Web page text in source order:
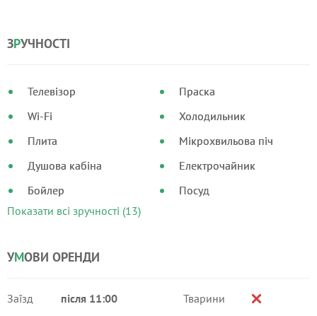
ІНТЕРНЕТ Wi-Fi. ПАРКОВКА. ПОСЕЛЕННЯ ЦІЛОДОБОВО.
ЗРУЧНОСТІ
Телевізор
Wi-Fi
Плита
Душова кабіна
Бойлер
Праска
Холодильник
Мікрохвильова піч
Електрочайник
Посуд
Показати всі зручності (13)
УМОВИ ОРЕНДИ
Заїзд
після 11:00
Тварини